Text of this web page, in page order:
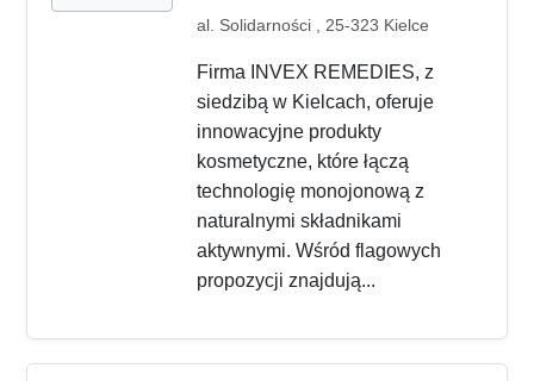
al. Solidarności , 25-323 Kielce
Firma INVEX REMEDIES, z
siedzibą w Kielcach, oferuje
innowacyjne produkty
kosmetyczne, które łączą
technologię monojonową z
naturalnymi składnikami
aktywnymi. Wśród flagowych
propozycji znajdują...